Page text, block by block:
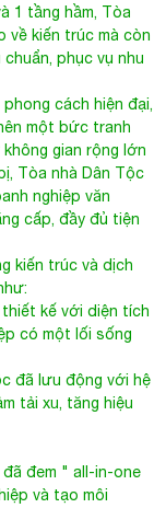
1 tầng hầm, Tòa
về kiến trúc mà còn
phục vụ nhu
cách hiện đại,
một bức tranh
gian rộng lớn
Tòa nhà Dân Tộc
nghiệp văn
cấp, đầy đủ tiện
kiến trúc và dịch
kế với diện tích
có một lối sống
đã lưu động với hệ
tải xu, tăng hiệu
đem " all-in-one
và tạo môi